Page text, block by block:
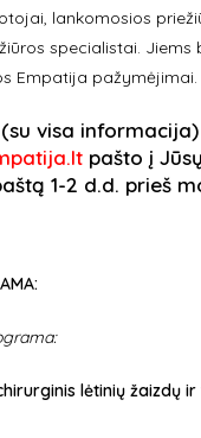
lankomosios
specialistai. Jiems
Empatija pažymėjimai.
(su visa informacija)
pašto į
1-2 d.d. prieš
lėtinių žaizdų